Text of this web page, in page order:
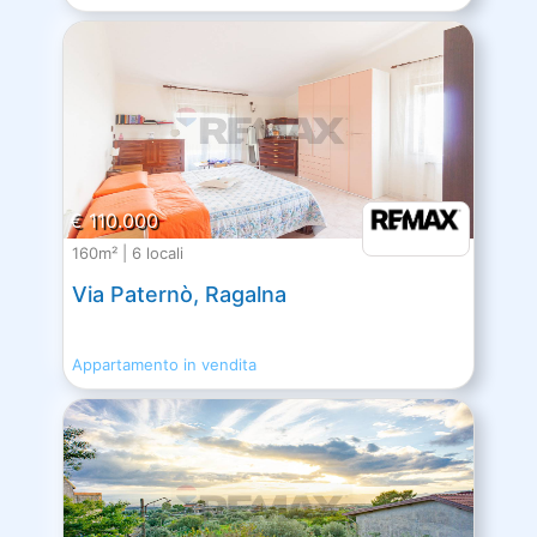
€ 110.000
160m² | 6 locali
Via Paternò, Ragalna
Appartamento in vendita